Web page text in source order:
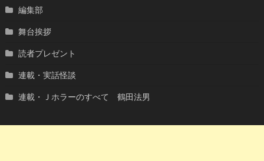
編集部
舞台挨拶
読者プレゼント
連載・実話怪談
連載・Ｊホラーのすべて 鶴田法男